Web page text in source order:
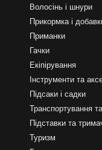
Волосінь і шнури
Прикормка і
Приманки
Гачки
Екіпірування
Інструменти та
Підсаки і садки
Транспортування
Підставки та
Туризм